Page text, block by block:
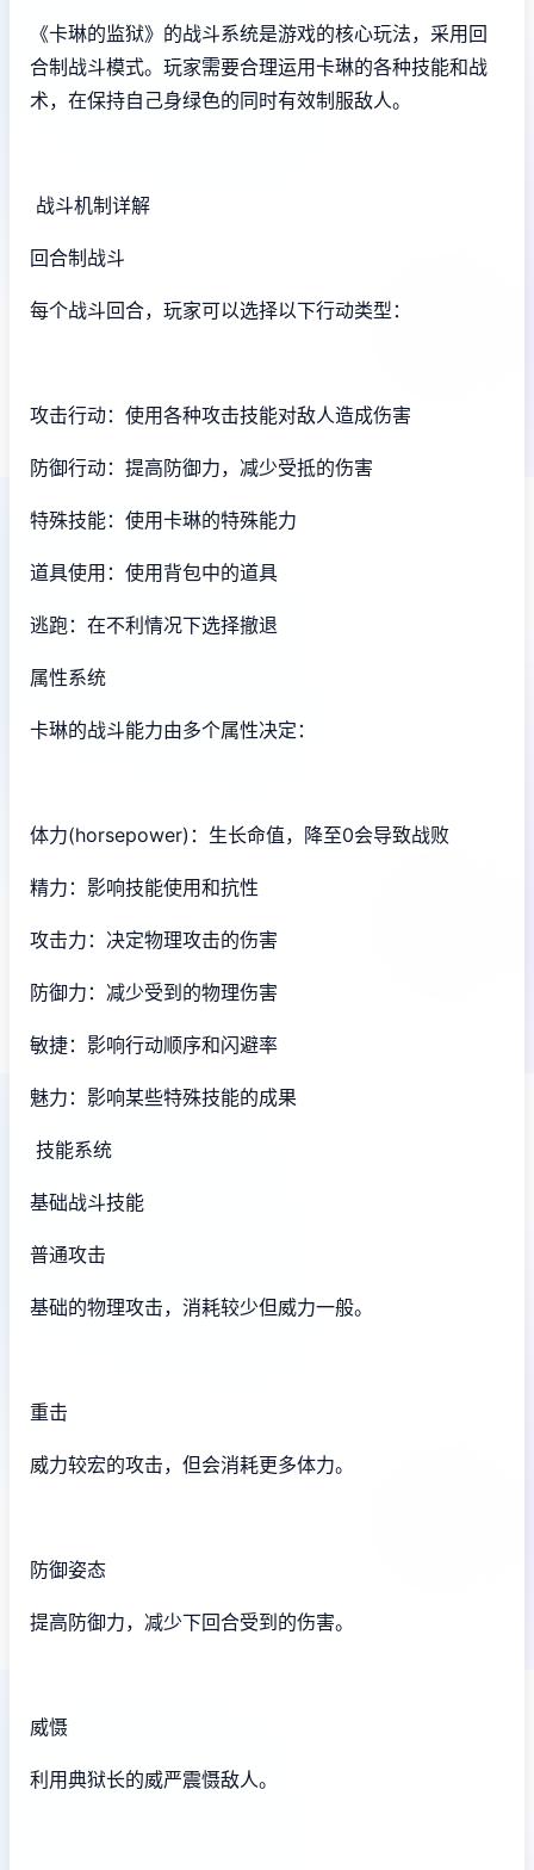
《卡琳的监狱》的战斗系统是游戏的核心玩法，采用回
合制战斗模式。玩家需要合理运用卡琳的各种技能和战
术，在保持自己身绿色的同时有效制服敌人。
战斗机制详解
回合制战斗
每个战斗回合，玩家可以选择以下行动类型：
攻击行动：使用各种攻击技能对敌人造成伤害
防御行动：提高防御力，减少受抵的伤害
特殊技能：使用卡琳的特殊能力
道具使用：使用背包中的道具
逃跑：在不利情况下选择撤退
属性系统
卡琳的战斗能力由多个属性决定：
体力(horsepower)：生长命值，降至0会导致战败
精力：影响技能使用和抗性
攻击力：决定物理攻击的伤害
防御力：减少受到的物理伤害
敏捷：影响行动顺序和闪避率
魅力：影响某些特殊技能的成果
技能系统
基础战斗技能
普通攻击
基础的物理攻击，消耗较少但威力一般。
重击
威力较宏的攻击，但会消耗更多体力。
防御姿态
提高防御力，减少下回合受到的伤害。
威慑
利用典狱长的威严震慑敌人。